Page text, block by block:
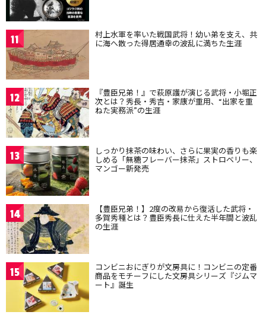
11 村上水軍を率いた戦国武将！幼い弟を支え、共
に海へ散った得居通幸の波乱に満ちた生涯
12 『豊臣兄弟！』で萩原護が演じる武将・小堀正
次とは？秀長・秀吉・家康が重用、“出家を重
ねた実務派”の生涯
13 しっかり抹茶の味わい、さらに果実の香りも楽
しめる「無糖フレーバー抹茶」ストロベリー、
マンゴー新発売
14 【豊臣兄弟！】2度の改易から復活した武将・
多賀秀種とは？豊臣秀長に仕えた半年間と波乱
の生涯
15 コンビニおにぎりが文房具に！コンビニの定番
商品をモチーフにした文房具シリーズ『ジムマ
ート』誕生